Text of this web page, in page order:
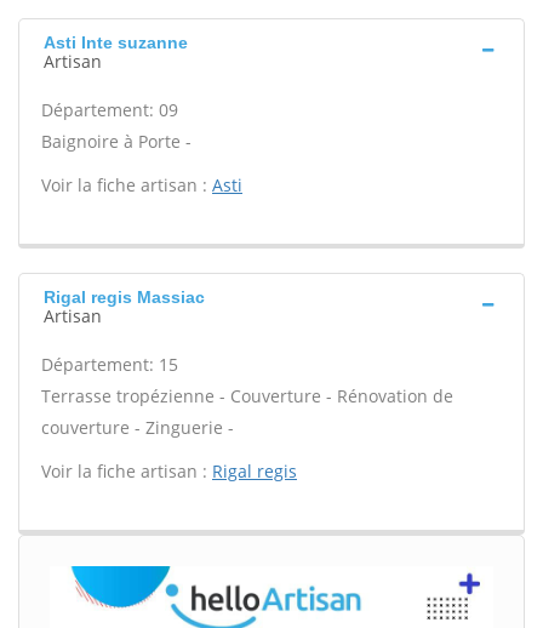
Asti Inte suzanne
Artisan
Département: 09
Baignoire à Porte -
Voir la fiche artisan : Asti
Rigal regis Massiac
Artisan
Département: 15
Terrasse tropézienne - Couverture - Rénovation de
couverture - Zinguerie -
Voir la fiche artisan : Rigal regis